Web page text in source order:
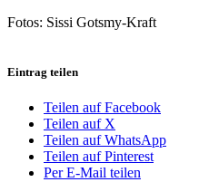
Fotos: Sissi Gotsmy-Kraft
Eintrag teilen
Teilen auf Facebook
Teilen auf X
Teilen auf WhatsApp
Teilen auf Pinterest
Per E-Mail teilen